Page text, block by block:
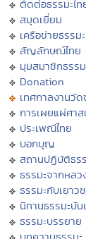
ติดต่อธรรมะไท
สมุดเยี่ยม
เครือข่ายธรรมะ
สัญลักษณ์ไทย
มุมสมาชิกธรรม
Donation
เทศกาลงานวั
การเผยแผ่ศาส
ประเพณีไทย
บอกบุญ
สถานปฏิบัติธร
ธรรมะจากหล
ธรรมะกับเยาว
นิทานธรรมะบัน
ธรรมะบรรยาย